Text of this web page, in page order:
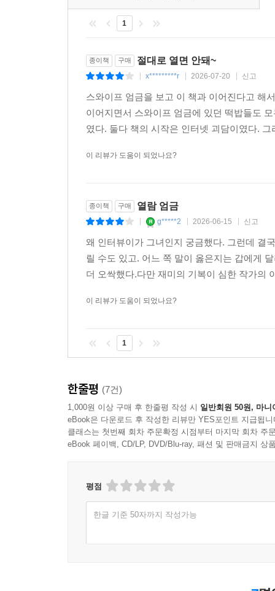
전체 리뷰(41)
종이책 구매 절대로 열면 안돼~
| x*********r | 2026-07-20 | 신고
스와이프 엄금을 보고 이 책과 이어진다고 해
이어지면서 스와이프 엄금에 있던 떡밥들도
종이책 구매 열람 엄금
| g*****2 | 2026-06-15 | 신고
왜 인터뷰이가 그녀인지 궁금했다. 그런데 결
릴 수도 있고. 어느 쪽 말이 옳은지는 갑에게
1
한줄평(7건)
1,000원 이상 구매 후 한줄평 작성 시 일반회원 50원, 마니
eBook은 다운로드 후 작성한 리뷰만 YES포인트 지급됩니
클래스는 첫번째 회차 주문확정 시점부터 마지막 회차 주
평점